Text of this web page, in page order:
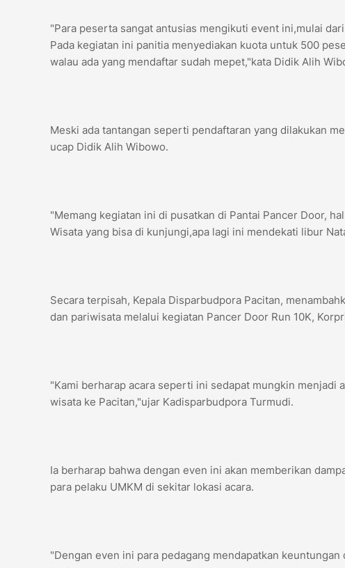
"Para peserta sangat antusias mengikuti event ini,mulai
Pada kegiatan ini panitia menyediakan kuota untuk 500
walau ada yang mendaftar sudah mepet,"kata Didik Alih
Meski ada tantangan seperti pendaftaran yang dilakukan
ucap Didik Alih Wibowo.
"Memang kegiatan ini di pusatkan di Pantai Pancer Door,
Wisata yang bisa di kunjungi,apa lagi ini mendekati libur
Secara terpisah, Kepala Disparbudpora Pacitan,
dan pariwisata melalui kegiatan Pancer Door Run 10K,
"Kami berharap acara seperti ini sedapat mungkin
wisata ke Pacitan,"ujar Kadisparbudpora Turmudi.
Ia berharap bahwa dengan even ini akan memberikan
para pelaku UMKM di sekitar lokasi acara.
"Dengan even ini para pedagang mendapatkan